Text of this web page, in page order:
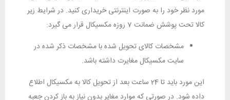
مورد نظر خود را به صورت اینترنتی خریداری کنید. در شرایط زیر
کالا تحت پوشش ضمانت 7 روزه مکسیکال قرار می گیرد:
مشخصات کالای تحویل شده با مشخصات ذکر شده در
سایت مکسیکال مغایرت داشته باشد.
این مورد باید تا 24 ساعت بعد از تحویل کالا به مکسیکال اطلاع
داده شود. در صورتی که موارد مغایر بدون نیاز به باز کردن جعبه